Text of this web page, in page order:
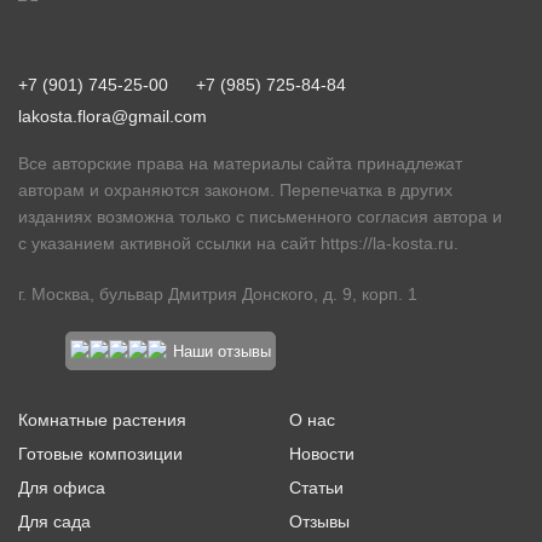
+7 (901) 745-25-00
+7 (985) 725-84-84
lakosta.flora@gmail.com
Все авторские права на материалы сайта принадлежат
авторам и охраняются законом. Перепечатка в других
изданиях возможна только с письменного согласия автора и
с указанием активной ссылки на сайт https://la-kosta.ru
г. Москва, бульвар Дмитрия Донского, д. 9, корп. 1
Наши отзывы
Комнатные растения
Готовые композиции
Для офиса
Для сада
О нас
Новости
Статьи
Отзывы